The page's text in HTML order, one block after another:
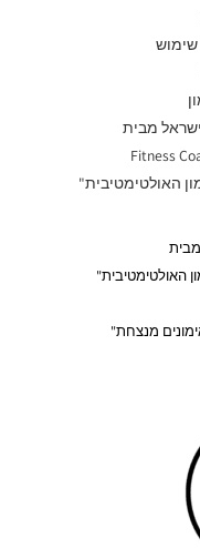
שימוש
מבית
האולטימטיבית"
האולטימטיבית"